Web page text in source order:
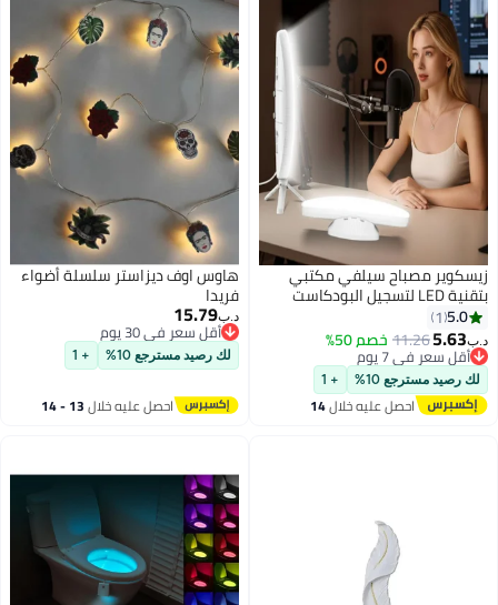
زيسكوير مصباح سيلفي مكتبي
بتقنية LED لتسجيل البودكاست
والفيديو - إضاءة مكتبية قابلة
لتعديل السطوع للمكياج، واليوتيوب،
والبث المباشر، وإنشاء المحتوى
5.0
1
د.ب‏5.63
11.26خصم 50%
أقل سعر في 7 يوم
أقل سعر في 7 يوم
لك رصيد مسترجع 10% + 1
احصل عليه خلال14
هاوس اوف ديزاستر سلسلة أضواء
فريدا
د.ب‏15.79
أقل سعر في 30 يوم
أقل سعر في 30 يوم
لك رصيد مسترجع 10% + 1
احصل عليه خلال 13 - 14